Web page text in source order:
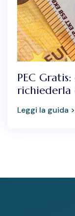
PEC
richiederla
Leggi la guida >